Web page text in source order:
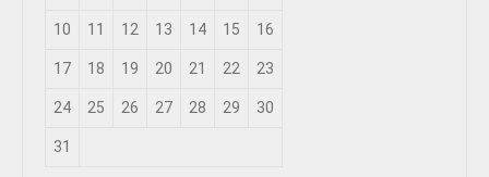
10 11 12 13 14 15 16
17 18 19 20 21 22 23
24 25 26 27 28 29 30
31